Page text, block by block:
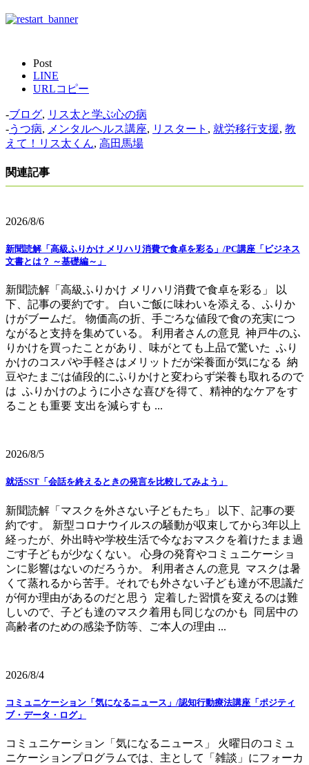
Post
LINE
URLコピー
-ブログ, リス太と学ぶ心の病
-うつ病, メンタルヘルス講座, リスタート , 就労移行支援, 教
えて！リス太くん, 高田馬場
関連記事
2026/8/6
新聞読解「高級ふりかけ メリハリ消費で食卓を彩る」/PC講座「ビジネス
文書とは？ ～基礎編～」
新聞読解「高級ふりかけ メリハリ消費で食卓を彩る」 以
下、記事の要約です。 白いご飯に味わいを添える、ふりか
けがブームだ。 物価高の折、手ごろな値段で食の充実につ
ながると支持を集めている。 利用者さんの意見 神戸牛のふ
りかけを買ったことがあり、味がとても上品で驚いた ふり
かけのコスパや手軽さはメリットだが栄養面が気になる 納
豆やたまごは値段的にふりかけと変わらず栄養も取れるので
は ふりかけのように小さな喜びを得て、精神的なケアをす
ることも重要 支出を減らすも ...
2026/8/5
就活SST「会話を終えるときの発言を比較してみよう」
新聞読解「マスクを外さない子どもたち」 以下、記事の要
約です。 新型コロナウイルスの騒動が収束してから3年以上
経ったが、外出時や学校生活で今なおマスクを着けたまま過
ごす子どもが少なくない。 心身の発育やコミュニケーショ
ンに影響はないのだろうか。 利用者さんの意見 マスクは暑
くて蒸れるから苦手。それでも外さない子ども達が不思議だ
が何か理由があるのだと思う 定着した習慣を変えるのは難
しいので、子ども達のマスク着用も同じなのかも 同居中の
高齢者のための感染予防等、ご本人の理由 ...
2026/8/4
コミュニケーション「気になるニュース」/認知行動療法講座「ポジティ
ブ・データ・ログ」
コミュニケーション「気になるニュース」 火曜日のコミュ
ニケーションプログラムでは、主として「雑談」にフォーカ